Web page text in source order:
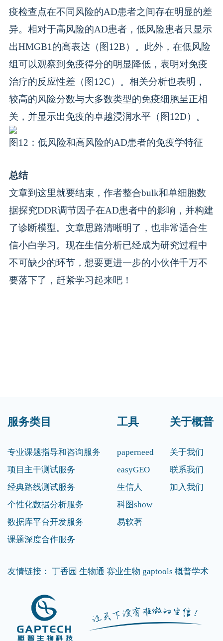
疫检查点在不同风险的AD患者之间存在明显的差
异。相对于高风险的AD患者，低风险患者只显示
出HMGB1的高表达（图12B）。此外，在低风险
组可以观察到免疫得分的明显降低，表明对免疫
治疗的反应性差（图12C）。相关分析也表明，
较高的风险分数与大多数类型的免疫细胞呈正相
关，并显示出免疫的卓越浸润水平（图12D）。
图12：低风险和高风险的AD患者的免疫学特征
总结
文章到这里就要结束，作者整合bulk和单细胞数
据探究DDR调节因子在AD患者中的影响，并构建
了诊断模型。文章思路清晰明了，也非常适合生
信小白学习。现在生信分析已经成为研究过程中
不可缺少的环节，想要更进一步的小伙伴千万不
要落下了，赶紧学习起来吧！
服务类目
专业课题指导和咨询服务
项目主干测试服务
经典路线测试服务
个性化数据分析服务
数据库平台开发服务
课题深度合作服务
工具
paperneed
easyGEO
生信人
科图show
易软著
关于概普
关于我们
联系我们
加入我们
友情链接：丁香园 生物通 赛业生物 gaptools 概普学术